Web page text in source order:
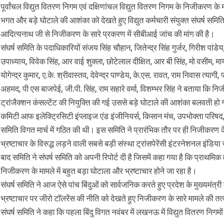
पूर्वांचल विद्युत वितरण निगम एवं दक्षिणांचल विद्युत वितरण निगम के निजीकरण के
भगत और बड़े घोटाले की आशंका को देखते हुए विद्युत कर्मचारी संयुक्त संघर्ष
आदित्यनाथ जी से निजीकरण के सारे प्रकरण में सीबीआई जांच की मांग की है।
संघर्ष समिति के पदाधिकारियों संजय सिंह चौहान, जितेन्द्र सिंह गुर्जर, गिरीश
उपाध्याय, विवेक सिंह, आर वाई शुक्ला, छोटेलाल दीक्षित, आर बी सिंह, मो वसीम,
योगेन्द्र कुमार, ए.के. श्रीवास्तव, देवेन्द्र पाण्डेय, के.एस. रावत, राम निवास
अहमद, पी एस बाजपेई, जी.पी. सिंह, राम सहारे वर्मा, विशम्भर सिंह ने बताया
ट्रांजैक्शन कंसल्टेंट की नियुक्ति की गई उससे बड़े घोटाले की आशंका बलवती
कमिटी आफ इलेक्ट्रिसिटी इंप्लाइज एंड इंजीनियर्स, किसान मंच, उपभोक्ता
समिति विगत मार्च में गठित की थी। इस समिति ने प्रारंभिक तौर पर ही
भ्रष्टाचार के विरुद्ध लड़ने वाली सबसे बड़ी संस्था ट्रांसपेरेंसी इंटरनेशनल इंडिया
बाद समिति ने संघर्ष समिति को अपनी रिपोर्ट दी है जिसमें कहा गया है कि
निजीकरण के मामले में बहुत बड़ा घोटाला और भ्रष्टाचार होने जा रहा है।
संघर्ष समिति ने आज ऐसे पांच बिंदुओं को सार्वजनिक करते हुए प्रदेश के मुख्यमंत्री
भ्रष्टाचार पर जीरो टॉलरेंस की नीति को देखते हुए निजीकरण के सारे मामले की
संघर्ष समिति ने कहा कि पहला बिंदु विगत नवंबर में लखनऊ में विद्युत वितरण निगमों